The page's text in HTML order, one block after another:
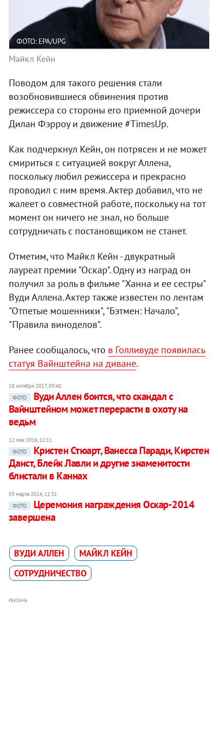
ФОТО: EPA/UPG
Майкл Кейн
Поводом для такого решения стали
возобновившиеся обвинения против
режиссера со стороны его приемной дочери
Дилан Фэрроу и движение #TimesUp.
Как подчеркнул Кейн, он потрясен и не может
смириться с ситуацией вокруг Аллена,
поскольку любил режиссера и прекрасно
проводил с ним время. Актер добавил, что не
жалеет о совместной работе, поскольку на тот
момент он ничего не знал, но больше
сотрудничать с постановщиком не станет.
Отметим, что Майкл Кейн - двукратный
лауреат премии "Оскар". Одну из наград он
получил за роль в фильме "Ханна и ее сестры"
Вуди Аллена. Актер также известен по лентам
"Отпетые мошенники", "Бэтмен: Начало",
"Правила виноделов".
Ранее сообщалось, что в Голливуде появилась
статуя Вайнштейна на диване.
18 октября 2017, 09:40
ФОТО
Вуди Аллен боится, что скандал с
Вайнштейном может перерасти в охоту на
ведьм
12 мая 2016, 12:11
ФОТО
Кристен Стюарт, Ванесса Паради, Кирстен
Данст, Блейк Лавли и другие знаменитости
блистали в Каннах
03 марта 2014, 11:31
ФОТО
Церемония награждения Оскар-2014
завершена
ВУДИ АЛЛЕН
МАЙКЛ КЕЙН
СОТРУДНИЧЕСТВО
РЕКЛАМА